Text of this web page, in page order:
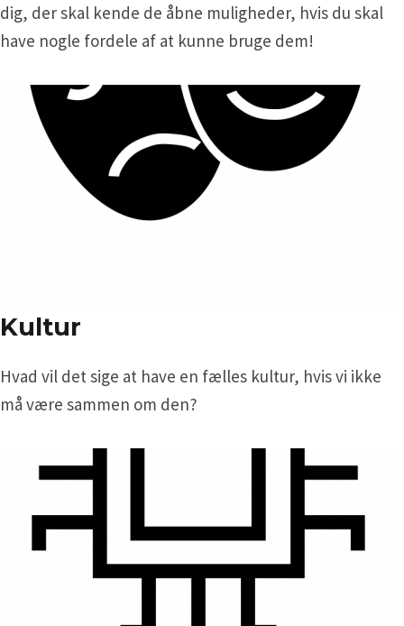
dig, der skal kende de åbne muligheder, hvis du skal
have nogle fordele af at kunne bruge dem!
Kultur
Hvad vil det sige at have en fælles kultur, hvis vi ikke
må være sammen om den?